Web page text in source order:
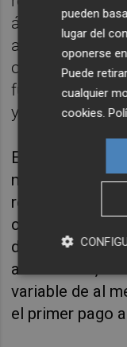
áreas y
adicional
objetivos. La
funcionario
y de ahí se
En cualquier
mínimos. Así, si
recaudación del
consumo final
de IRPF, más
asalariados,
variable de al
el primer pago
pueden
lugar del
oponerse
Puede
cualquier
cookies.